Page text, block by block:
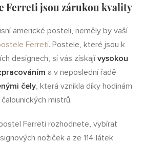
Ferreti jsou zárukou kvality
americké posteli, neměly by vaší
Ferreti. Postele, které jsou k
designech, si vás získajívysokou
a v neposlední řadě
čely, která vznikla díky hodinám
mistrů.
Ferreti rozhodnete, vybírat
nožiček a ze 114 látek